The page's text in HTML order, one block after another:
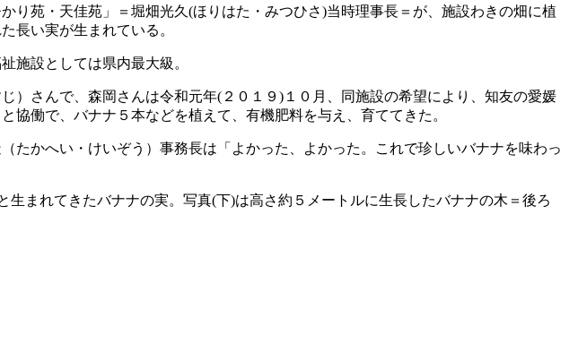
り苑・天佳苑」＝堀畑光久(ほりはた・みつひさ)当時理事長＝が、施設わきの畑に植
長い実が生まれている。
施設としては県内最大級。
）さんで、森岡さんは令和元年(２０１９)１０月、同施設の希望により、知友の愛媛
働で、バナナ５本などを植えて、有機肥料を与え、育ててきた。
かへい・けいぞう）事務長は「よかった、よかった。これで珍しいバナナを味わっ
まれてきたバナナの実。写真(下)は高さ約５メートルに生長したバナナの木＝後ろ